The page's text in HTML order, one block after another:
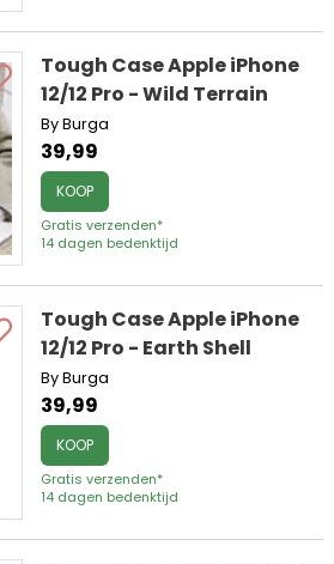
Tough Case Apple iPhone
12/12 Pro - Wild Terrain
By Burga
39,99
KOOP
Gratis verzenden*
14 dagen bedenktijd
Tough Case Apple iPhone
12/12 Pro - Earth Shell
By Burga
39,99
KOOP
Gratis verzenden*
14 dagen bedenktijd